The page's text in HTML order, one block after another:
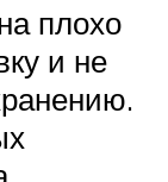
плохо
и не